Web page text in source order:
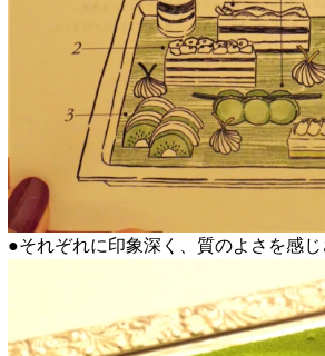
●それぞれに印象深く、質のよさを感じ